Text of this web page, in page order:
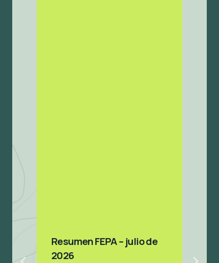
Resumen FEPA – julio de
2026